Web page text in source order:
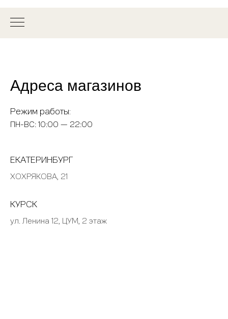
Адреса магазинов
Режим работы:
ПН-ВС: 10:00 — 22:00
ЕКАТЕРИНБУРГ
ХОХРЯКОВА, 21
КУРСК
ул. Ленина 12, ЦУМ, 2 этаж